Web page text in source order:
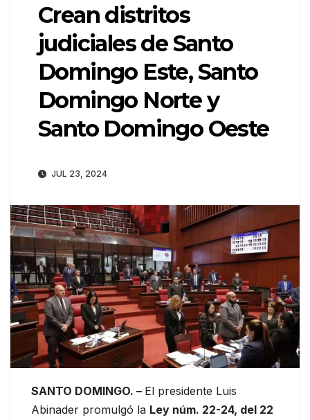
Crean distritos
judiciales de Santo
Domingo Este, Santo
Domingo Norte y
Santo Domingo Oeste
JUL 23, 2024
SANTO DOMINGO. – El presidente Luis
Abinader promulgó la Ley núm. 22-24, del 22